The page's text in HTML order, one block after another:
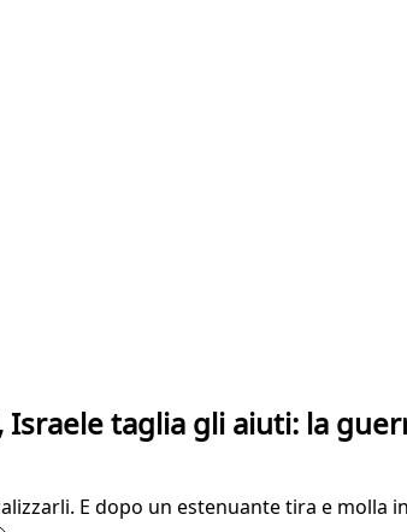
taglia gli aiuti: la
E dopo un estenuante tira e molla